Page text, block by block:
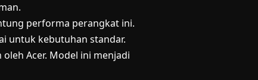
performa perangkat ini.
untuk kebutuhan standar.
oleh Acer. Model ini menjadi